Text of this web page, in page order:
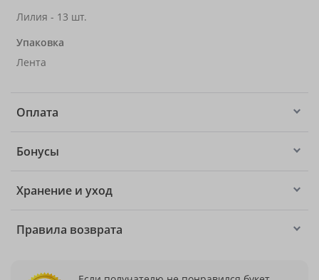
Лилия - 13 шт.
Упаковка
Лента
Оплата
Бонусы
Хранение и уход
Правила возврата